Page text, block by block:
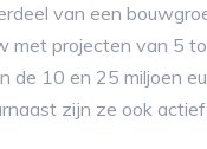
van een
projecten van 5
de 10 en 25 miljoen
zijn ze ook